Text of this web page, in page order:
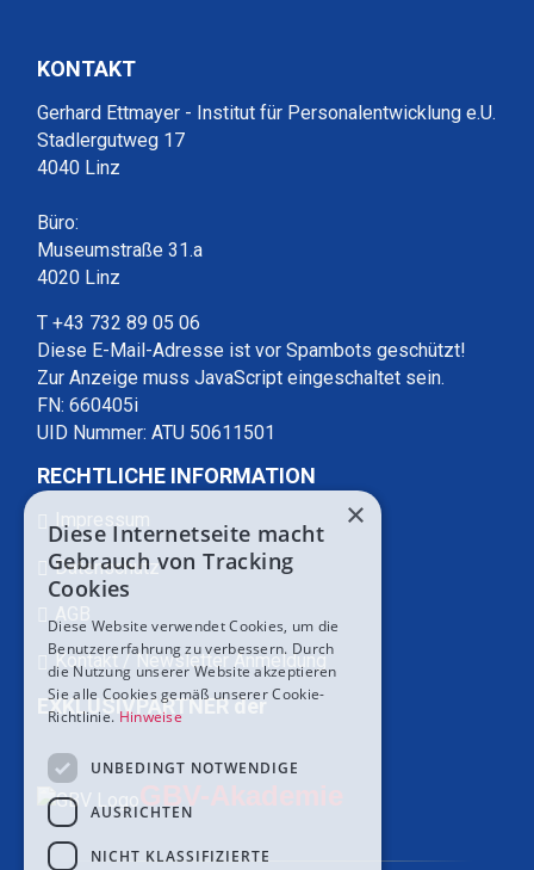
KONTAKT
Gerhard Ettmayer - Institut für Personalentwicklung e.U.
Stadlergutweg 17
4040 Linz
Büro:
Museumstraße 31.a
4020 Linz
T +43 732 89 05 06
Diese E-Mail-Adresse ist vor Spambots geschützt!
Zur Anzeige muss JavaScript eingeschaltet sein.
FN: 660405i
UID Nummer: ATU 50611501
RECHTLICHE INFORMATION
Impressum
Datenschutz
AGB
Kontakt / Newsletter Anmeldung
EXKLUSIVPARTNER der
×
Diese Internetseite macht
Gebrauch von Tracking
Cookies
Diese Website verwendet Cookies, um die
Benutzererfahrung zu verbessern. Durch
die Nutzung unserer Website akzeptieren
Sie alle Cookies gemäß unserer Cookie-
Richtlinie.Hinweise
UNBEDINGT NOTWENDIGE
AUSRICHTEN
NICHT KLASSIFIZIERTE